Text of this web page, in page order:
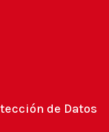
de Datos